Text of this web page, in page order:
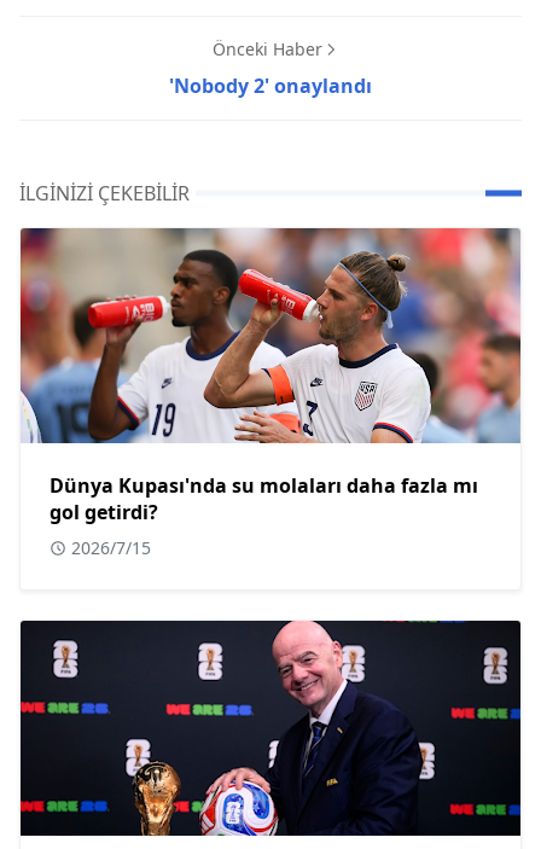
Önceki Haber
'Nobody 2' onaylandı
İLGINIZI ÇEKEBILIR
Dünya Kupası'nda su molaları daha fazla mı
gol getirdi?
2026/7/15